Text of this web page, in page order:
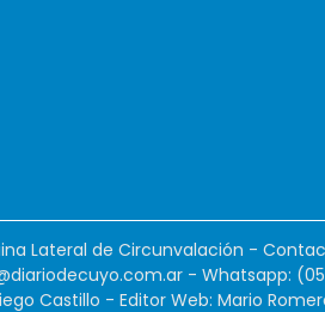
Lateral de Circunvalación -
- Whatsapp:
Castillo - Editor Web: Mario